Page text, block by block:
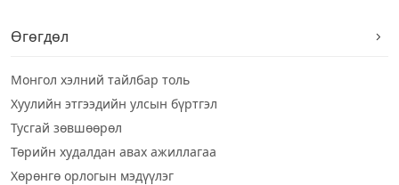
Өгөгдөл
Монгол хэлний тайлбар толь
Хуулийн этгээдийн улсын бүртгэл
Тусгай зөвшөөрөл
Төрийн худалдан авах ажиллагаа
Хөрөнгө орлогын мэдүүлэг